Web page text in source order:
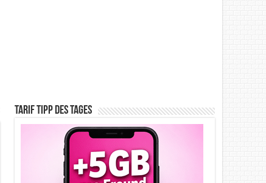
Tarif Tipp des Tages